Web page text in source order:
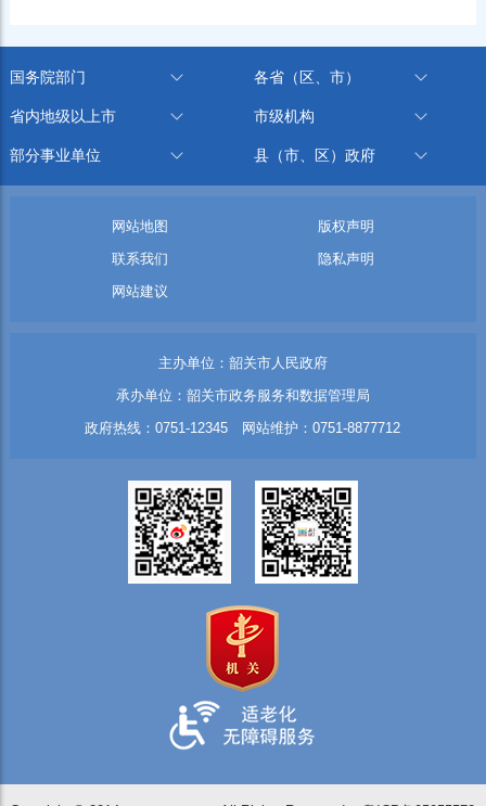
国务院部门 各省（区、市）
省内地级以上市 市级机构
部分事业单位 县（市、区）政府
网站地图
版权声明
联系我们
隐私声明
网站建议
主办单位：韶关市人民政府
承办单位：韶关市政务服务和数据管理局
政府热线：0751-12345 网站维护：0751-8877712